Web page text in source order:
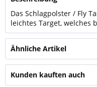
Das Schlagpolster / Fly
leichtes Target, welches
Ähnliche Artikel
Kunden kauften auch